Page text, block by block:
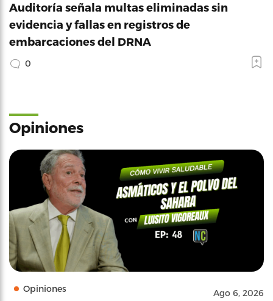
Auditoría señala multas eliminadas sin
evidencia y fallas en registros de
embarcaciones del DRNA
0
Opiniones
Opiniones Ago 6, 2026